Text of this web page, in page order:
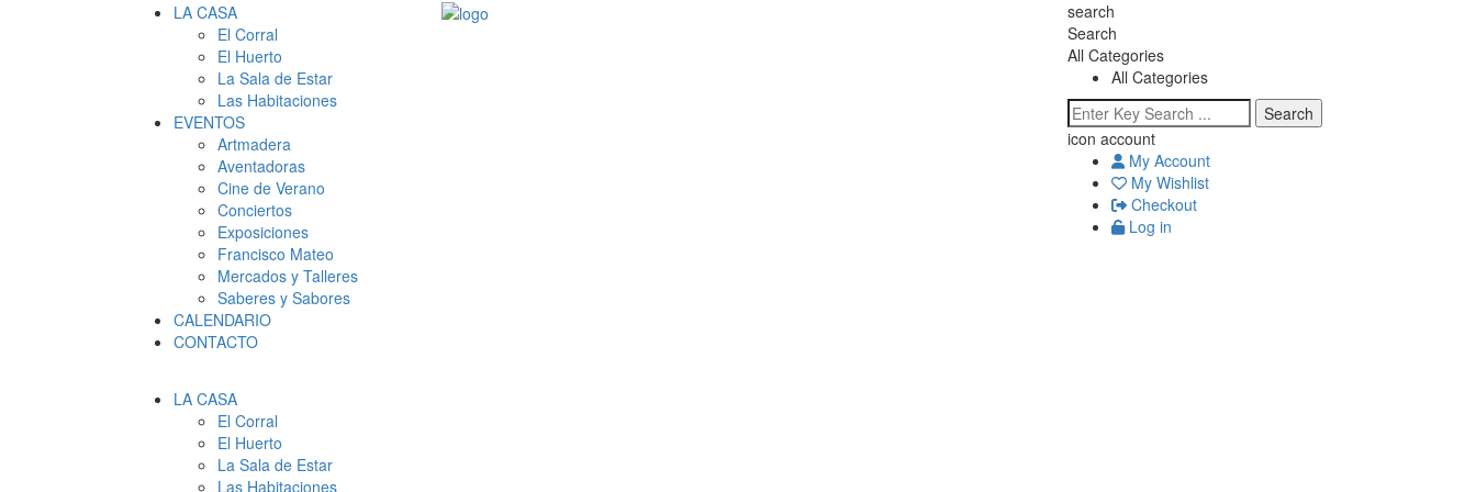
LA CASA
El Corral
El Huerto
La Sala de Estar
Las Habitaciones
EVENTOS
Artmadera
Aventadoras
Cine de Verano
Conciertos
Exposiciones
Francisco Mateo
Mercados y Talleres
Saberes y Sabores
CALENDARIO
CONTACTO
search
Search
All Categories
All Categories
Search
icon account
My Account
My Wishlist
Checkout
Log in
LA CASA
El Corral
El Huerto
La Sala de Estar
Las Habitaciones